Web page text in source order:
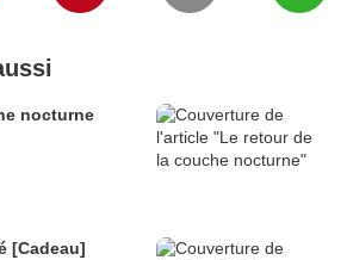
nocturne
[Cadeau]